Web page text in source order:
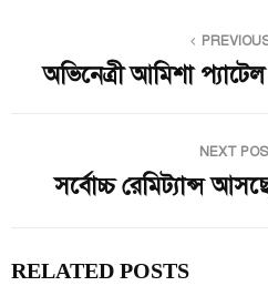
অভিনেত্রী আমিশা
NEXT
সর্বোচ্চ রেমিট্যান্স
RELATED POSTS